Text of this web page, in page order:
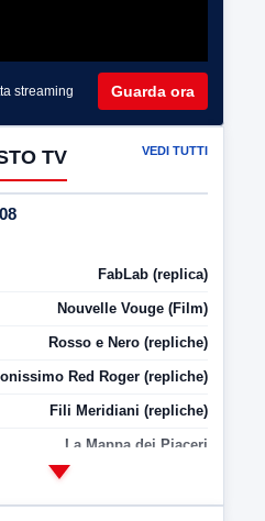
streaming Guarda ora
TV VEDI TUTTI
FabLab (replica)
Nouvelle Vouge (Film)
Rosso e Nero (repliche)
Red Roger (repliche)
Fili Meridiani (repliche)
La Mappa dei Piaceri